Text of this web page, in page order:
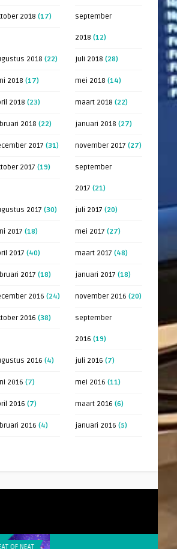
2018 (17) september
2018 (12)
2018 (22) juli 2018 (28)
2018 (17) mei 2018 (14)
2018 (23) maart 2018 (22)
2018 (22) januari 2018 (27)
2017 (31) november 2017 (27)
2017 (19) september
2017 (21)
2017 (30) juli 2017 (20)
2017 (18) mei 2017 (27)
2017 (40) maart 2017 (48)
2017 (18) januari 2017 (18)
2016 (24) november 2016 (20)
2016 (38) september
2016 (19)
2016 (4) juli 2016 (7)
2016 (7) mei 2016 (11)
2016 (7) maart 2016 (6)
2016 (4) januari 2016 (5)
HET